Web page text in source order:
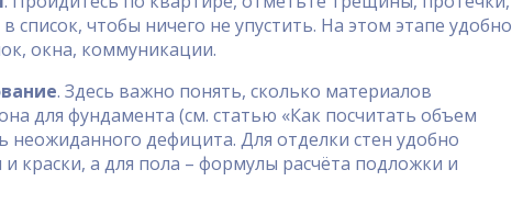
чтобы ничего не упустить. На этом этапе удобно
окна, коммуникации.
. Здесь важно понять, сколько материалов
для фундамента (см. статью «Как посчитать объем
дефицита. Для отделки стен удобно
краски, а для пола – формулы расчёта подложки и